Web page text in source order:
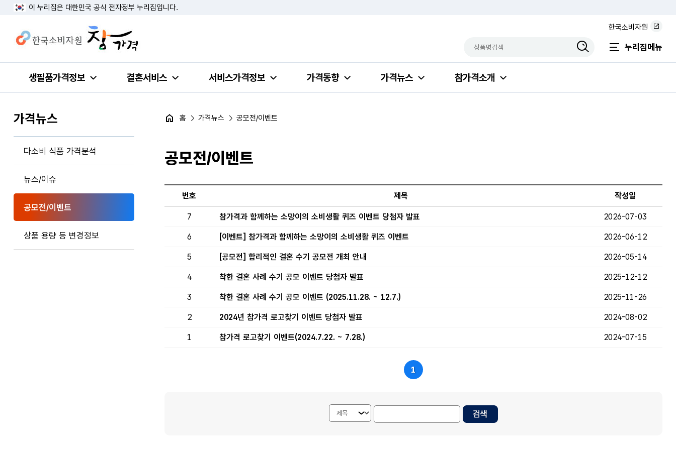
이 누리집은 대한민국 공식 전자정부 누리집입니다.
한국소비자원
누리집메뉴
생필품가격정보 결혼서비스 서비스가격정보 가격동향 가격뉴스 참가격소개
가격뉴스
다소비 식품 가격분석
뉴스/이슈
공모전/이벤트
상품 용량 등 변경정보
홈 가격뉴스 공모전/이벤트
공모전/이벤트
번호 제목 작성일
7 참가격과 함께하는 소망이의 소비생활 퀴즈 이벤트 당첨자 발표 2026-07-03
6 [이벤트] 참가격과 함께하는 소망이의 소비생활 퀴즈 이벤트 2026-06-12
5 [공모전] 합리적인 결혼 수기 공모전 개최 안내 2026-05-14
4 착한 결혼 사례 수기 공모 이벤트 당첨자 발표 2025-12-12
3 착한 결혼 사례 수기 공모 이벤트 (2025.11.28. ~ 12.7.) 2025-11-26
2 2024년 참가격 로고찾기 이벤트 당첨자 발표 2024-08-02
1 참가격 로고찾기 이벤트(2024.7.22. ~ 7.28.) 2024-07-15
1